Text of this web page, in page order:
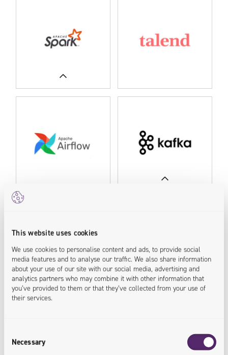
This website uses cookies
We use cookies to personalise content and ads, to provide social
media features and to analyse our traffic. We also share information
about your use of our site with our social media, advertising and
analytics partners who may combine it with other information that
you’ve provided to them or that they’ve collected from your use of
their services.
Selection
Necessary
UNSERE FALLSTUDIEN